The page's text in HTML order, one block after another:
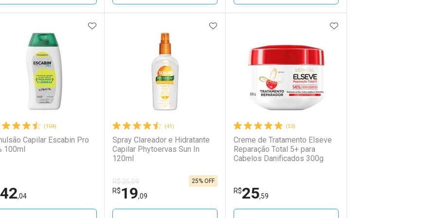
FECHAR
Ativar Desconto
FECHAR
Menos
FECHAR
Laboratório
Ativar Desconto
FECHAR
Por Menos
FECHAR
Laboratório
Ativar Desconto
FECHAR
Por Menos
(104)
Capilar Escabin Pro
100ml
42,04
ADICIONAR AOS FAVORITOS
(41)
Spray Clareador e Hidratante
Capilar Phytoervas Sun In
120ml
R$ 25,59
R$19,09
25% OFF
ADICIONAR AOS FAVORITOS
(53)
Creme de Tratamento Elseve
Reparação Total 5+ para
Cabelos Danificados 300g
R$25,59
ADICIONAR AOS
TERMO DIGITADO